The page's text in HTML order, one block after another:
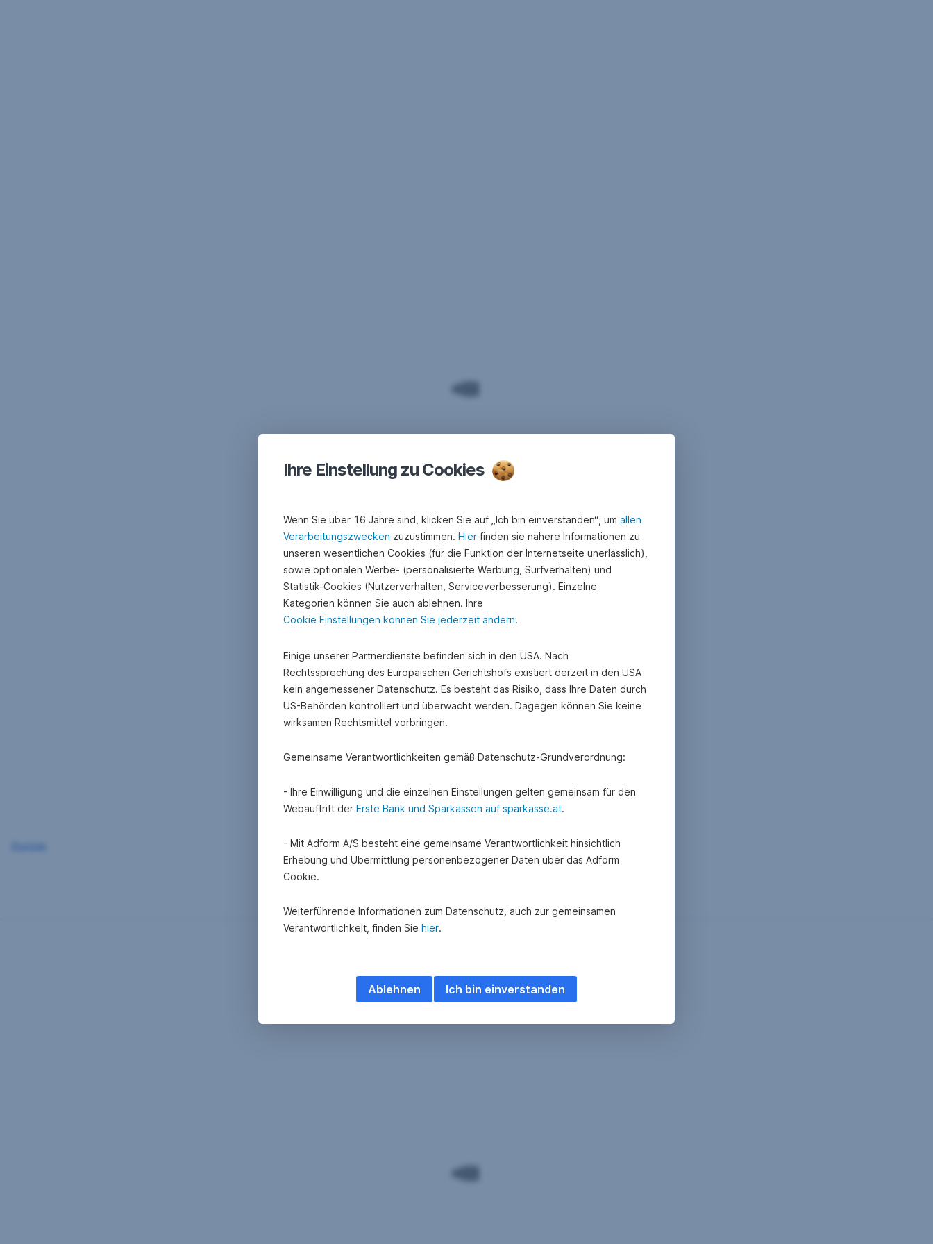
Ihre Einstellung zu Cookies
Wenn Sie über 16 Jahre sind, klicken Sie auf „Ich bin einverstanden“, um allen
Verarbeitungszwecken zuzustimmen. Hier finden sie nähere Informationen zu
unseren wesentlichen Cookies (für die Funktion der Internetseite unerlässlich),
sowie optionalen Werbe- (personalisierte Werbung, Surfverhalten) und
Statistik-Cookies (Nutzerverhalten, Serviceverbesserung). Einzelne
Kategorien können Sie auch ablehnen. Ihre
Cookie Einstellungen können Sie jederzeit ändern.
Einige unserer Partnerdienste befinden sich in den USA. Nach
Rechtssprechung des Europäischen Gerichtshofs existiert derzeit in den USA
kein angemessener Datenschutz. Es besteht das Risiko, dass Ihre Daten durch
US-Behörden kontrolliert und überwacht werden. Dagegen können Sie keine
wirksamen Rechtsmittel vorbringen.
Gemeinsame Verantwortlichkeiten gemäß Datenschutz-Grundverordnung:
- Ihre Einwilligung und die einzelnen Einstellungen gelten gemeinsam für den
Webauftritt der Erste Bank und Sparkassen auf sparkasse.at.
- Mit Adform A/S besteht eine gemeinsame Verantwortlichkeit hinsichtlich
Erhebung und Übermittlung personenbezogener Daten über das Adform
Cookie.
Weiterführende Informationen zum Datenschutz, auch zur gemeinsamen
Verantwortlichkeit, finden Sie hier.
Ich bin einverstanden
Ablehnen